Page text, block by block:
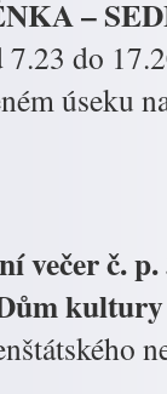
–
7.23 do
úseku
večer č.